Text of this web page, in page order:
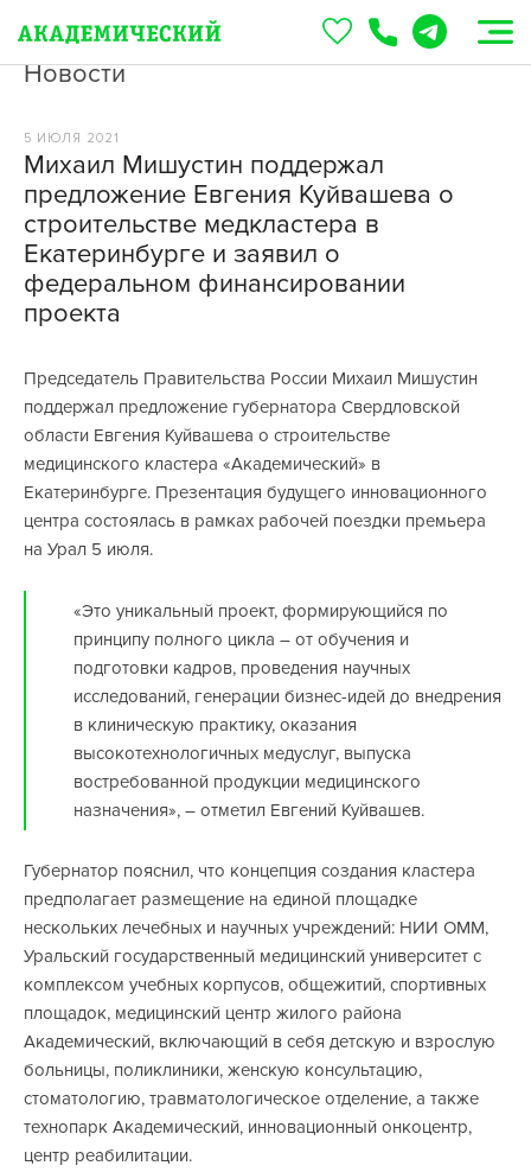
Новости
5 ИЮЛЯ 2021
Михаил Мишустин поддержал
предложение Евгения Куйвашева о
строительстве медкластера в
Екатеринбурге и заявил о
федеральном финансировании
проекта
Председатель Правительства России Михаил Мишустин
поддержал предложение губернатора Свердловской
области Евгения Куйвашева о строительстве
медицинского кластера «Академический» в
Екатеринбурге. Презентация будущего инновационного
центра состоялась в рамках рабочей поездки премьера
на Урал 5 июля.
«Это уникальный проект, формирующийся по
принципу полного цикла – от обучения и
подготовки кадров, проведения научных
исследований, генерации бизнес-идей до внедрения
в клиническую практику, оказания
высокотехнологичных медуслуг, выпуска
востребованной продукции медицинского
назначения», – отметил Евгений Куйвашев.
Губернатор пояснил, что концепция создания кластера
предполагает размещение на единой площадке
нескольких лечебных и научных учреждений: НИИ ОММ,
Уральский государственный медицинский университет с
комплексом учебных корпусов, общежитий, спортивных
площадок, медицинский центр жилого района
Академический, включающий в себя детскую и взрослую
больницы, поликлиники, женскую консультацию,
стоматологию, травматологическое отделение, а также
технопарк Академический, инновационный онкоцентр,
центр реабилитации.